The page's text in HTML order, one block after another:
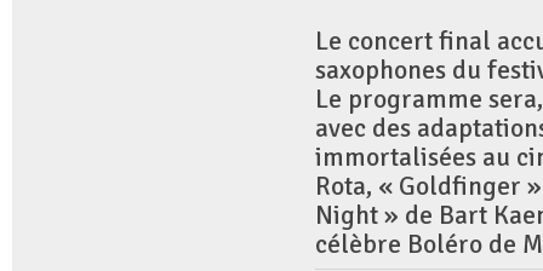
Le concert final
saxophones du
Le programme
avec des
immortalisées au
Rota, « Goldfinger
Night » de Bart
célèbre Boléro de